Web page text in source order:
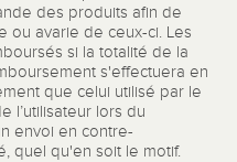
des produits afin de
ou avarie de ceux-ci. Les
si la totalité de la
s'effectuera en
que celui utilisé par le
l’utilisateur lors du
envoi en contre-
quel qu'en soit le motif.